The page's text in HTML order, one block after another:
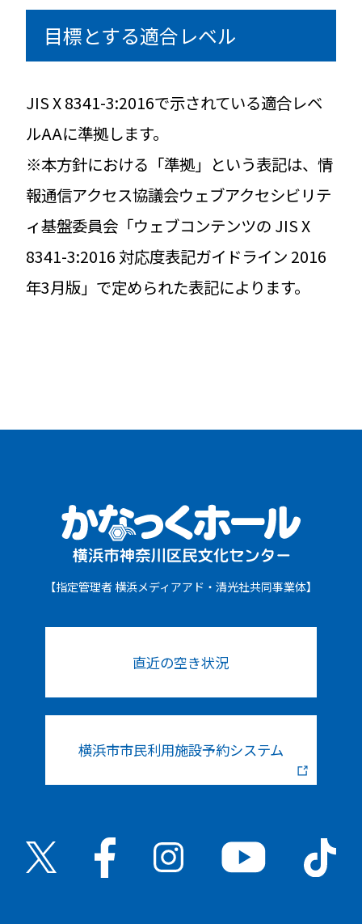
目標とする適合レベル
JIS X 8341-3:2016で示されている適合レベ
ルAAに準拠します。
※本方針における「準拠」という表記は、情
報通信アクセス協議会ウェブアクセシビリテ
ィ基盤委員会「ウェブコンテンツの JIS X
8341-3:2016 対応度表記ガイドライン 2016
年3月版」で定められた表記によります。
【指定管理者 横浜メディアアド・清光社共同事業体】
直近の空き状況
横浜市市民利用施設予約システム